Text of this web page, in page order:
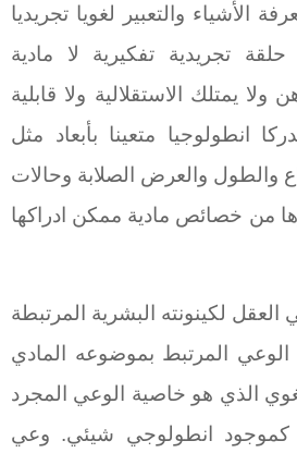
الأشياء والتعبير لغويا تجريديا
تجريدية تفكيرية لا مادية
يمتلك الاستقلالية ولا قابلية
انطولوجيا متعينا بأبعاد مثل
والطول والعرض الصلابة وحالات
من خصائص مادية ممكن ادراكها
لكينونته البشرية المرتبطة
المرتبط بموضوعه المادي
الذي هو خاصية الوعي المجرد
كموجود انطولوجي شيئي. وعي